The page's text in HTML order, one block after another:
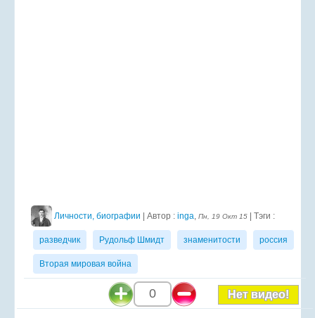
Личности, биографии | Автор : inga, Пн, 19 Окт 15 | Тэги :
разведчик Рудольф Шмидт знаменитости россия
Вторая мировая война
0 Нет видео!